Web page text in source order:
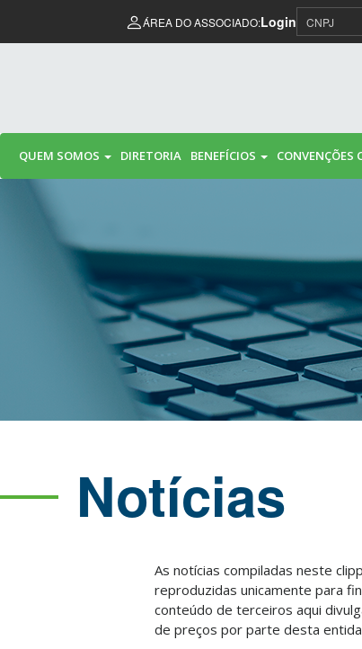
Pular para o conteúdoÁREA DO ASSOCIADO:Login
QUEM SOMOS DIRETORIA BENEFÍCIOS CONVENÇÕES
Notícias
As notícias compiladas neste
reproduzidas unicamente para
conteúdo de terceiros aqui
de preços por parte desta